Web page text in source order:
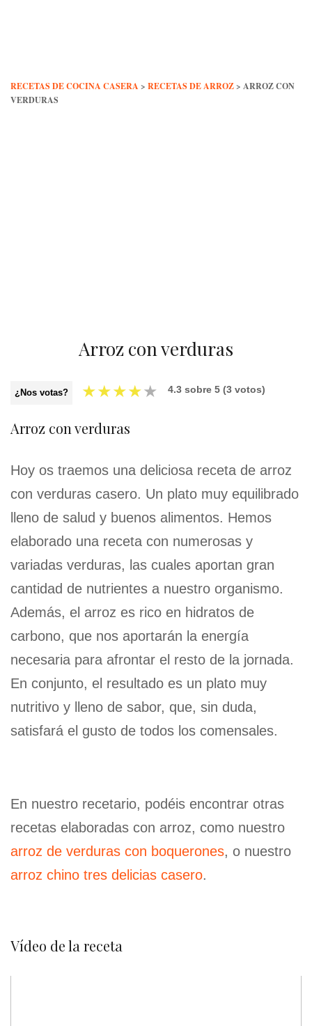
RECETAS DE COCINA CASERA > RECETAS DE ARROZ> ARROZ CON
VERDURAS
Arroz con verduras
¿Nos votas? ★★★★★ 4.3 sobre 5 (3 votos)
Arroz con verduras
Hoy os traemos una deliciosa receta de arroz
con verduras casero. Un plato muy equilibrado
lleno de salud y buenos alimentos. Hemos
elaborado una receta con numerosas y
variadas verduras, las cuales aportan gran
cantidad de nutrientes a nuestro organismo.
Además, el arroz es rico en hidratos de
carbono, que nos aportarán la energía
necesaria para afrontar el resto de la jornada.
En conjunto, el resultado es un plato muy
nutritivo y lleno de sabor, que, sin duda,
satisfará el gusto de todos los comensales.
En nuestro recetario, podéis encontrar otras
recetas elaboradas con arroz, como nuestro
arroz de verduras con boquerones, o nuestro
arroz chino tres delicias casero.
Vídeo de la receta